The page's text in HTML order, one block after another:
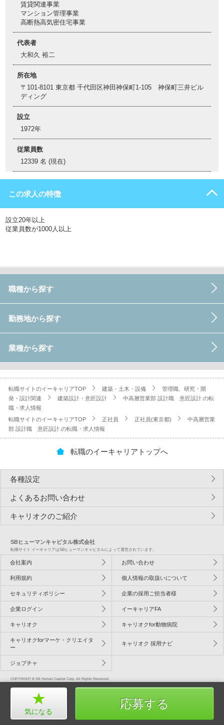
賃貸関連事業
マンション管理事業
高断熱高気密住宅事業
代表者
大和久 裕二
所在地
〒101-8101 東京都 千代田区神田神保町1-105 神保町三井ビル
ディング
設立
1972年
従業員数
12339 名 (現在)
この求人の特徴
設立20年以上
従業員数が1000人以上
応募する
気になる
職種から探す
勤務地から探す
業種から探す
転職サイトのイーキャリアTOP 建築・土木・設備
管理職、研究・開
発・設計関連
建築設計・意匠設計
中高層営業部 設計職 意匠設計.の転
職・求人情報
転職サイトのイーキャリアTOP
正社員 正社員(東京都)
中高層営業
部 設計職 意匠設計.の転職・求人情報
転職のイーキャリアトップへ
各種設定
よくあるお問い合わせ
キャリオクのご紹介
SBヒューマンキャピタル株式会社
転職サイト イーキャリアはSBヒューマンキャピタルによって運営されています。
会社案内 お問い合わせ
利用規約 個人情報の取扱いについて
セキュリティポリシー 企業の採用ご担当者様
企業ログイン イーキャリアFA
キャリオク キャリオクfor動物病院
キャリオクforマーケ・クリエイタ
ー
キャリオク 採用ナビ
ジョブチャ
COPYRIGHT © SB Human Capital Corp. All Rights Reserved.